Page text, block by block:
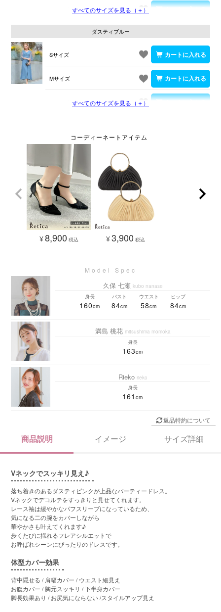
すべてのサイズを見る（＋）
ダスティブルー
Sサイズ
Mサイズ
すべてのサイズを見る（＋）
¥8,900 税込 ¥3,900 税込
久保 七瀬 kubo nanase
身長
160
バスト
84
ウエスト
58
ヒップ
84
満島 桃花 mitsushima momoka
身長
163
Rieko rieko
身長
161
返品特約について
商品説明 イメージ サイズ詳細
Vネックでスッキリ見え♪
落ち着きのあるダスティピンクが上品なパーティードレス。
Vネックでデコルテをすっきりと見せてくれます。
レース袖は緩やかなパフスリーブになっているため、
気になる二の腕をカバーしながら
華やかさも叶えてくれます♪
歩くたびに揺れるフレアシルエットで
お呼ばれシーンにぴったりのドレスです。
体型カバー効果
背中隠せる / 肩幅カバー / ウエスト細見え
お腹カバー / 胸元スッキリ / 下半身カバー
脚長効果あり / お尻気にならない /スタイルアップ見え